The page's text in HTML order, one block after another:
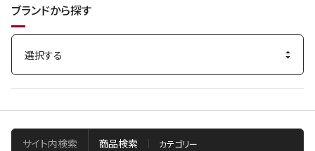
ブランドから探す
サイト内検索 商品検索